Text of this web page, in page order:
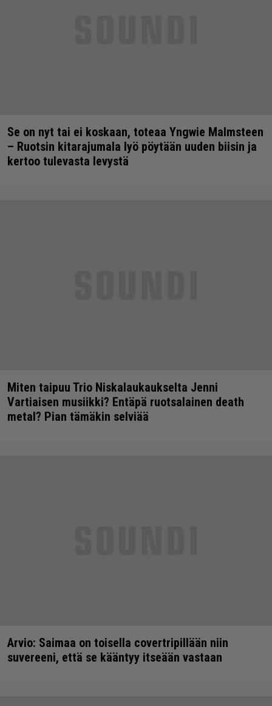
Se on nyt tai ei koskaan, toteaa Yngwie Malmsteen
– Ruotsin kitarajumala lyö pöytään uuden biisin ja
kertoo tulevasta levystä
Miten taipuu Trio Niskalaukaukselta Jenni
Vartiaisen musiikki? Entäpä ruotsalainen death
metal? Pian tämäkin selviää
Arvio: Saimaa on toisella covertripillään niin
suvereeni, että se kääntyy itseään vastaan